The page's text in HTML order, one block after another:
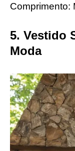
Comprimento:
5. Vestido
Moda